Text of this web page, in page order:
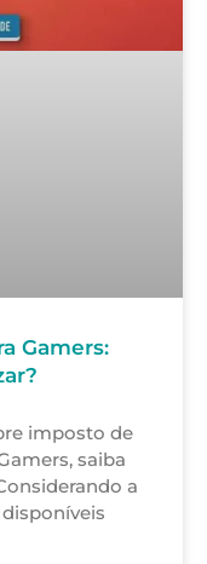
Gamers:
imposto de
saiba
a